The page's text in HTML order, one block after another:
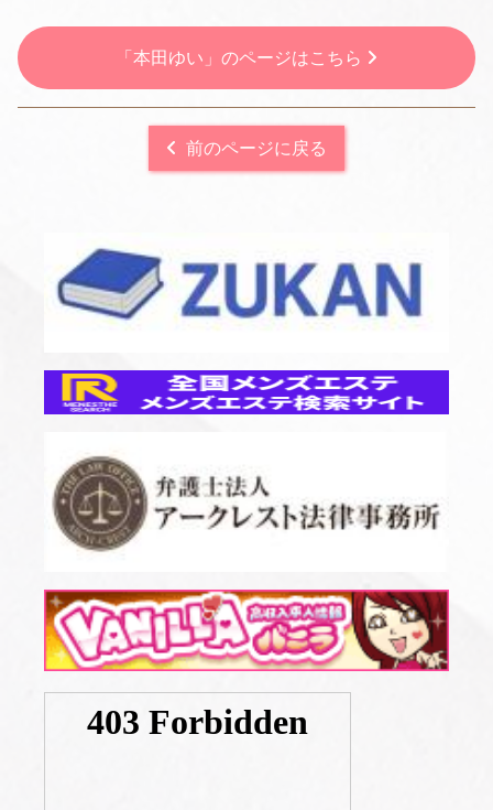
「本田ゆい」のページはこちら
前のページに戻る